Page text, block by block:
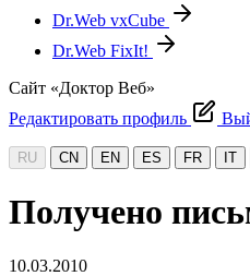
Dr.Web vxCube
Dr.Web FixIt!
Сайт «Доктор Веб»
Редактировать профиль
RU CN EN ES FR IT
Получено
10.03.2010